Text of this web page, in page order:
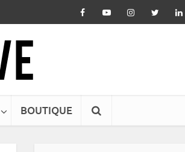
BOUTIQUE